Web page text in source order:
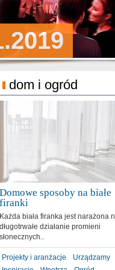
dom i ogród
Domowe sposoby na białe
firanki
Każda biała firanka jest narażona
długotrwałe działanie promieni
słonecznych..
Projekty i aranżacje
Urządzamy